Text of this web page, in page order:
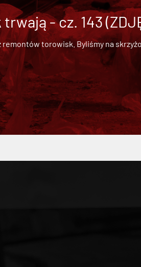
- cz. 143
torowisk. Byliśmy na